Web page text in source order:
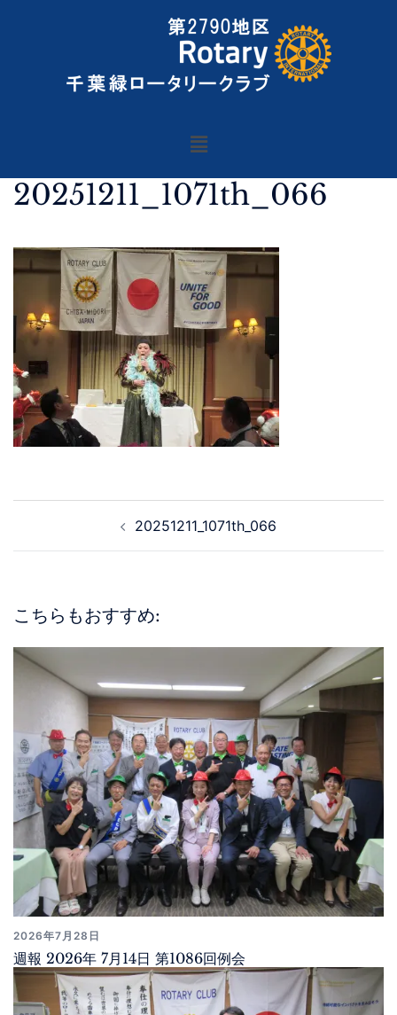
20251211_1071th_066
20251211_1071th_066
こちらもおすすめ:
2026年7月28日
週報 2026年 7月14日 第1086回例会